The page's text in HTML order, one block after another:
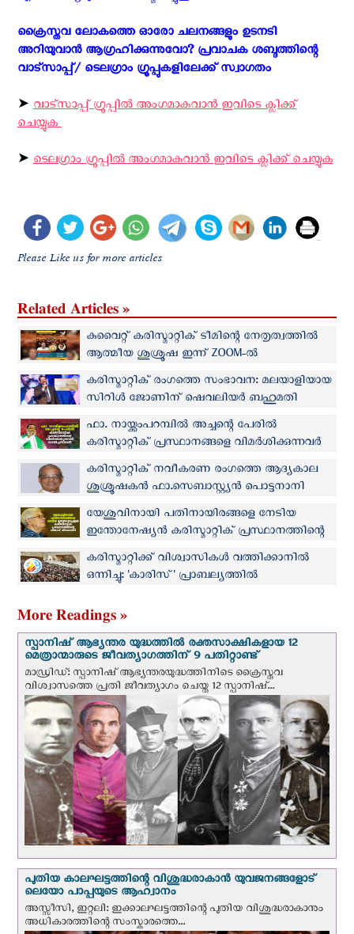
ക്രൈസ്തവ ലോകത്തെ ഓരോ ചലനങ്ങളും ഉടനടി
അറിയുവാന്‍ ആഗ്രഹിക്കുന്നുവോ? പ്രവാചക ശബ്ദത്തിന്റെ
വാട്സാപ്പ്/ ടെലഗ്രാം ഗ്രൂപ്പുകളിലേക്ക് സ്വാഗതം ‍
➤ വാട്സാപ്പ് ഗ്രൂപ്പിൽ അംഗമാകുവാൻ ഇവിടെ ക്ലിക്ക്
ചെയ്യുക
➤ ടെലഗ്രാം ഗ്രൂപ്പിൽ അംഗമാകുവാൻ ഇവിടെ ക്ലിക്ക് ചെയ്യുക
Please Like us for more articles
Related Articles »
കുവൈറ്റ് കരിസ്മാറ്റിക് ടീമിന്റെ നേതൃത്വത്തില്‍
ആത്മീയ ശുശ്രൂഷ ഇന്ന് ZOOM-ല്‍
കരിസ്മാറ്റിക് രംഗത്തെ സംഭാവന: മലയാളിയായ
സിറിൾ ജോണിന് ഷെവലിയർ ബഹുമതി
ഫാ. നായ്ക്കംപറമ്പില്‍ അച്ചന്റെ പേരില്‍
കരിസ്മാറ്റിക് പ്രസ്ഥാനങ്ങളെ വിമര്‍ശിക്കുന്നവര്‍
വായിച്ചറിയാന്‍
കരിസ്മാറ്റിക് നവീകരണ രംഗത്തെ ആദ്യകാല
ശുശ്രൂഷകന്‍ ഫാ.സെബാസ്റ്റ്യന്‍ പൊട്ടനാനി
അന്തരിച്ചു
യേശുവിനായി പതിനായിരങ്ങളെ നേടിയ
ഇന്തോനേഷ്യന്‍ കരിസ്മാറ്റിക് പ്രസ്ഥാനത്തിന്റെ
പിതാവ് വിടവാങ്ങി
കരിസ്മാറ്റിക്ക് വിശ്വാസികള്‍ വത്തിക്കാനില്‍
ഒന്നിച്ചു: 'കാരിസ്' പ്രാബല്യത്തിൽ
More Readings »
സ്പാനിഷ് ആഭ്യന്തര യുദ്ധത്തില്‍ രക്തസാക്ഷികളായ 12
മെത്രാന്മാരുടെ ജീവത്യാഗത്തിന് 9 പതിറ്റാണ്ട്
മാഡ്രിഡ്: സ്പാനിഷ് ആഭ്യന്തരയുദ്ധത്തിനിടെ ക്രൈസ്തവ
വിശ്വാസത്തെ പ്രതി ജീവത്യാഗം ചെയ്ത 12 സ്പാനിഷ്...
പുതിയ കാലഘട്ടത്തിന്റെ വിശുദ്ധരാകാന്‍ യുവജനങ്ങളോട്
ലെയോ പാപ്പയുടെ ആഹ്വാനം
അസ്സീസി, ഇറ്റലി: ഇക്കാലഘട്ടത്തിന്റെ പുതിയ വിശുദ്ധരാകാനും
അധികാരത്തിന്റെ സംസ്കാരത്തെ...